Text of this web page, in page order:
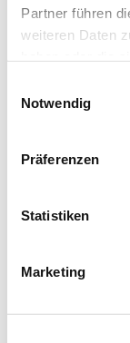
Partner führen
weiteren Daten
Notwendig
Präferenzen
Statistiken
Marketing